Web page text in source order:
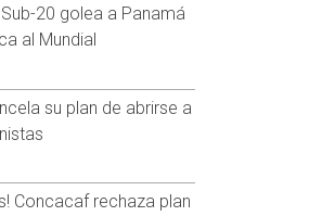
20 golea a Panamá
al Mundial
su plan de abrirse a
Concacaf rechaza plan